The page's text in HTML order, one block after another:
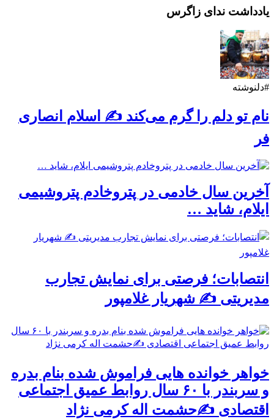
یادداشت ندای زاگرس
#دلنوشته
نام تو دلم را گرم می‌کند ✍️ اسلام انصاری
فر
آخرین سال خادمی در پتروخادم پتروشیمی
ایلام، شاید …
انتصابات؛ فرصتی برای نمایش تجارب
مدیریتی ✍ شهریار غلامپور
خواهر خوانده هایی فراموش شده بنام بدره
و سربندر با ۶۰ سال روابط عمیق اجتماعی
اقتصادی ✍حشمت اله کرمی نژاد